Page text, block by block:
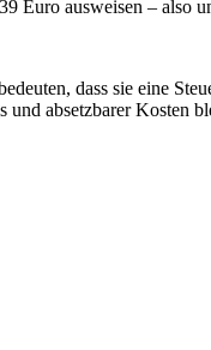
Euro ausweisen – also
dass sie eine
absetzbarer Kosten